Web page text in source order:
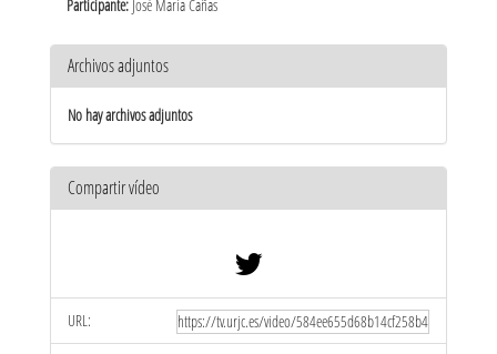
Participante: José María Cañas
Archivos adjuntos
No hay archivos adjuntos
Compartir vídeo
URL: